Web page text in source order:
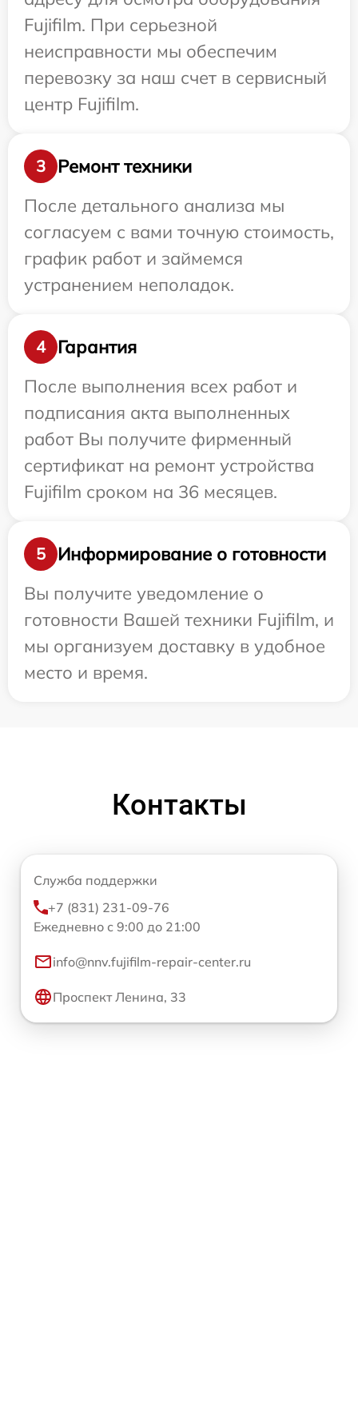
Fujifilm. При серьезной
неисправности мы обеспечим
перевозку за наш счет в сервисный
центр Fujifilm.
3
Ремонт техники
После детального анализа мы
согласуем с вами точную стоимость,
график работ и займемся
устранением неполадок.
4
Гарантия
После выполнения всех работ и
подписания акта выполненных
работ Вы получите фирменный
сертификат на ремонт устройства
Fujifilm сроком на 36 месяцев.
5
Информирование о готовности
Вы получите уведомление о
готовности Вашей техники Fujifilm, и
мы организуем доставку в удобное
место и время.
Контакты
Служба поддержки
+7 (831) 231-09-76
Ежедневно с 9:00 до 21:00
info@nnv.fujifilm-repair-center.ru
Проспект Ленина, 33